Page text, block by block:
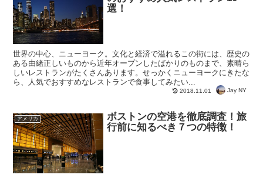
選！
世界の中心、ニューヨーク。文化と経済で溢れるこの街には、歴史の
ある由緒正しいものから近年オープンしたばかりのものまで、素晴ら
しいレストランがたくさんあります。せっかくニューヨークにきたな
ら、人気でおすすめなレストランで食事してみたい...
2018.11.01 Jay NY
アメリカ
ボストンの空港を徹底調査！旅
行前に知るべき７つの特徴！